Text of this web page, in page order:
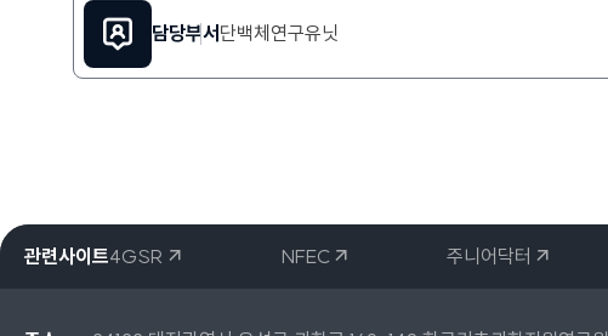
담당부서 단백체연구유닛
관련사이트4GSR NFEC 주니어닥터